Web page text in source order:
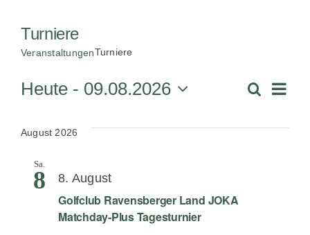
Turniere
VeranstaltungenTurniere
Suche
Liste
Heute - 09.08.2026
wählen.
August 2026
Sa.
8 8. August
Golfclub Ravensberger Land JOKA
Matchday-Plus Tagesturnier